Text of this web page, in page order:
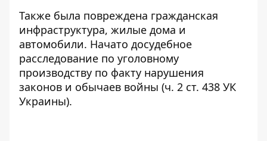
Также была повреждена гражданская
инфраструктура, жилые дома и
автомобили. Начато досудебное
расследование по уголовному
производству по факту нарушения
законов и обычаев войны (ч. 2 ст. 438 УК
Украины).